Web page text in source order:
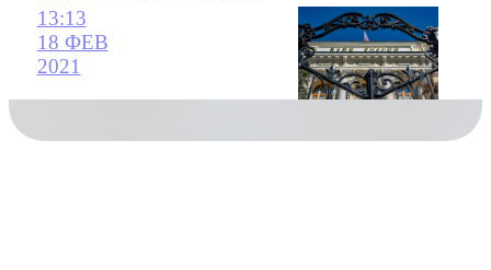
13:13
18 ФЕВ
2021